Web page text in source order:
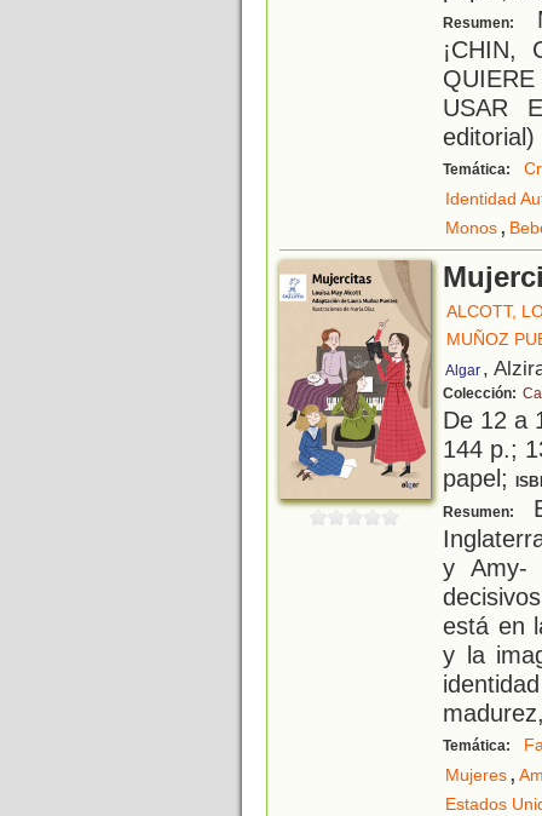
Resumen:
¡CHIN,
USAR
editorial)
Temática:
Identidad
Monos,
ALCOTT,
MUÑOZ
Algar ,
Colección:
De 12 a
144 p.;
papel;
Resumen:
y Amy-
está en
y la
Temática:
Mujeres,
Estados